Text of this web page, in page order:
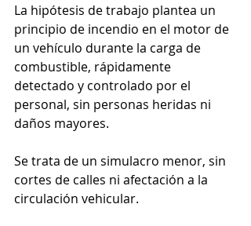
La hipótesis de trabajo plantea un
principio de incendio en el motor de
un vehículo durante la carga de
combustible, rápidamente
detectado y controlado por el
personal, sin personas heridas ni
daños mayores.
Se trata de un simulacro menor, sin
cortes de calles ni afectación a la
circulación vehicular.